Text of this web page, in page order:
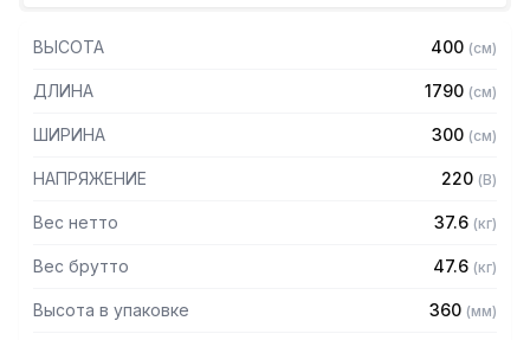
— Поставляется в разобранном виде
— Скрытый монтаж
ВЫСОТА 400 (см)
ДЛИНА 1790 (см)
ШИРИНА 300 (см)
НАПРЯЖЕНИЕ 220 (В)
Вес нетто 37.6 (кг)
Вес брутто 47.6 (кг)
Высота в упаковке 360 (мм)